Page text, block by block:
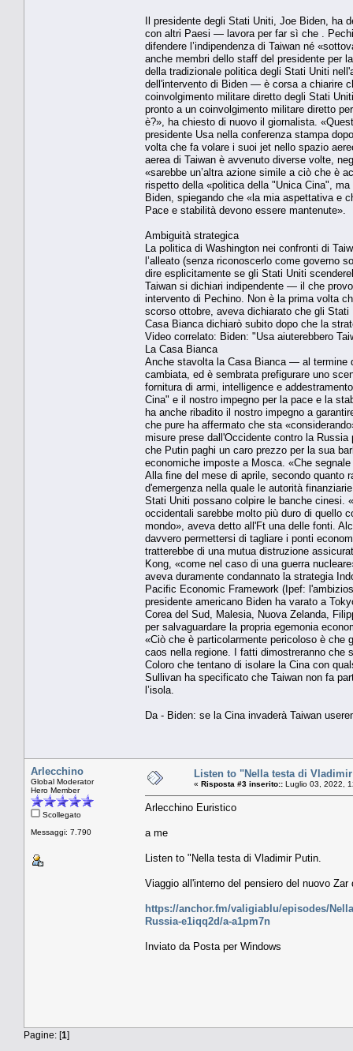
Il presidente degli Stati Uniti, Joe Biden, ha
con altri Paesi — lavora per far sì che .
difendere l’indipendenza di Taiwan né
anche membri dello staff del presidente per
della tradizionale politica degli Stati Uniti
dell'intervento di Biden — è corsa a chiarire
coinvolgimento militare diretto degli Stati
pronto a un coinvolgimento militare diretto
è?», ha chiesto di nuovo il giornalista.
presidente Usa nella conferenza stampa
volta che fa volare i suoi jet nello spazio
aerea di Taiwan è avvenuto diverse volte,
«sarebbe un’altra azione simile a ciò che è
rispetto della «politica della "Unica Cina",
Biden, spiegando che «la mia aspettativa e
Pace e stabilità devono essere mantenute».
Ambiguità strategica
La politica di Washington nei confronti di
l’alleato (senza riconoscerlo come governo
dire esplicitamente se gli Stati Uniti
Taiwan si dichiari indipendente — il che
intervento di Pechino. Non è la prima volta
scorso ottobre, aveva dichiarato che gli
Casa Bianca dichiarò subito dopo che la
Video correlato: Biden: "Usa aiuterebbero
La Casa Bianca
Anche stavolta la Casa Bianca — al termine
cambiata, ed è sembrata prefigurare uno
fornitura di armi, intelligence e
Cina" e il nostro impegno per la pace e la
ha anche ribadito il nostro impegno a
che pure ha affermato che sta
misure prese dall'Occidente contro la
che Putin paghi un caro prezzo per la sua
economiche imposte a Mosca. «Che
Alla fine del mese di aprile, secondo quanto
d'emergenza nella quale le autorità
Stati Uniti possano colpire le banche cinesi.
occidentali sarebbe molto più duro di quello
mondo», aveva detto all'Ft una delle fonti.
davvero permettersi di tagliare i ponti
tratterebbe di una mutua distruzione
Kong, «come nel caso di una guerra
aveva duramente condannato la strategia
Pacific Economic Framework (Ipef:
presidente americano Biden ha varato a
Corea del Sud, Malesia, Nuova Zelanda,
per salvaguardare la propria egemonia
«Ciò che è particolarmente pericoloso è che
caos nella regione. I fatti dimostreranno che
Coloro che tentano di isolare la Cina con
Sullivan ha specificato che Taiwan non fa
l’isola.
Da - Biden: se la Cina invaderà Taiwan
Arlecchino
Global Moderator
Hero Member
Scollegato
Messaggi: 7.790
Listen to "Nella testa di
« Risposta #3 inserito:: Luglio 03, 2022,
Arlecchino Euristico
a me
Listen to "Nella testa di Vladimir Putin.
Viaggio all'interno del pensiero del nuovo
https://anchor.fm/valigiablu/episodes/
Russia-e1iqq2d/a-a1pm7n
Inviato da Posta per Windows
Pagine: [1]